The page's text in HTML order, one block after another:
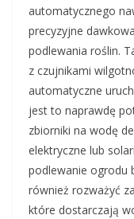
automatycznego
precyzyjne
podlewania roślin.
z czujnikami
automatyczne
jest to naprawdę
zbiorniki na wodę
elektryczne lub
podlewanie ogrodu
również rozważyć
które dostarczają